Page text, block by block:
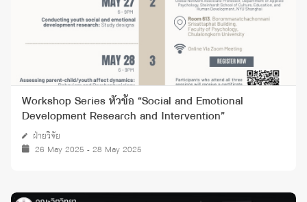
Workshop Series หัวข้อ “Social and Emotional
Development Research and Intervention”
ฝ่ายวิจัย
26 May 2025 - 28 May 2025